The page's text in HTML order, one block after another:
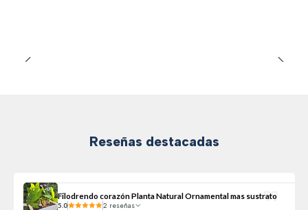
Reseñas destacadas
Filodrendo corazón Planta Natural Ornamental mas sustrato
5.0 2 reseñas